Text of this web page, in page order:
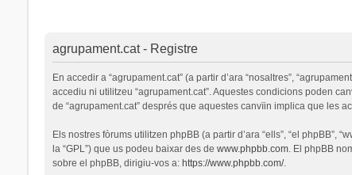
agrupament.cat - Registre
En accedir a “agrupament.cat” (a partir d’ara “nosaltres”,
accediu ni utilitzeu “agrupament.cat”. Aquestes condicions poden
de “agrupament.cat” després que aquestes canvïin implica que les
Els nostres fòrums utilitzen phpBB (a partir d’ara “ells”, “el phpBB”,
la “GPL”) que us podeu baixar des de www.phpbb.com. El phpBB
sobre el phpBB, dirigiu-vos a: https://www.phpbb.com/.